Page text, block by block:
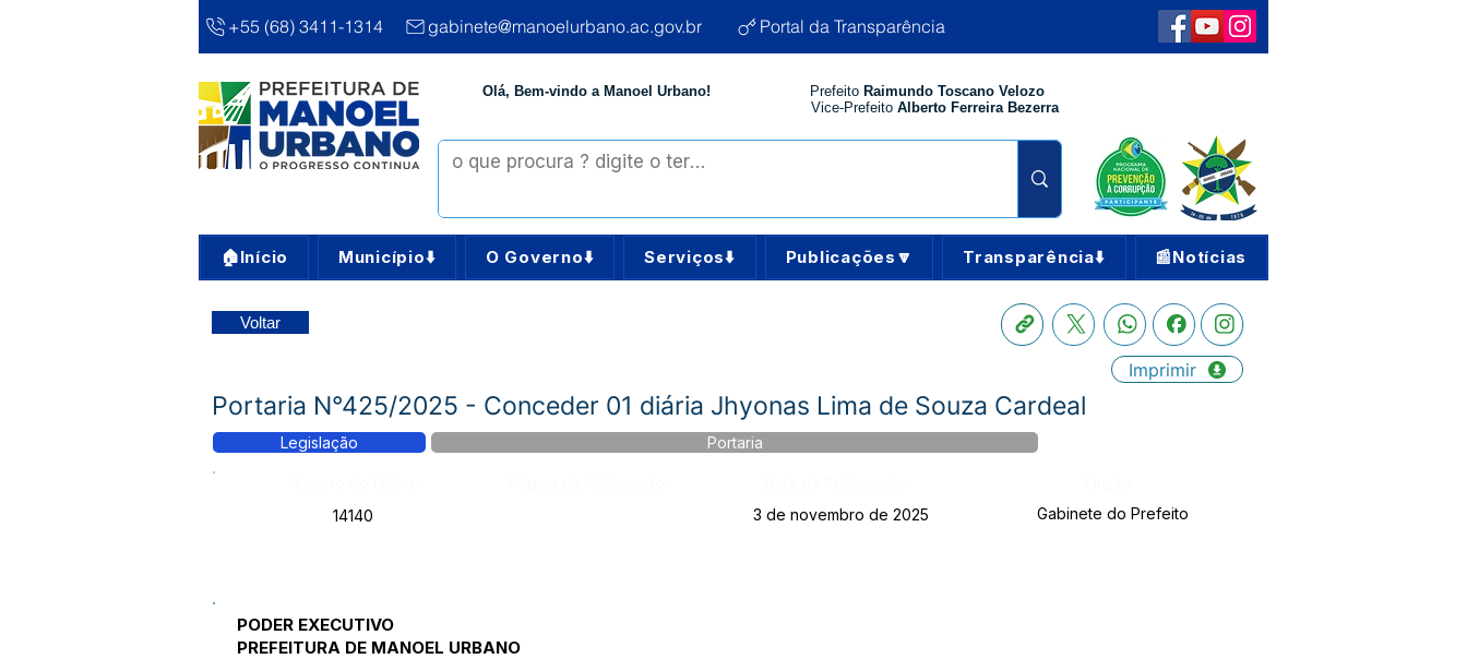
+55 (68) 3411-1314 gabinete@manoelurbano.ac.gov.br Portal da Transparência
Olá, Bem-vindo a Manoel Urbano! Prefeito Raimundo Toscano Velozo
Vice-Prefeito Alberto Ferreira Bezerra
🏠Início Município⬇️ O Governo⬇️ Serviços⬇️ Publicações🔽 Transparência⬇️ 📰Notícias
Voltar
Imprimir
Portaria N°425/2025 - Conceder 01 diária Jhyonas Lima de Souza Cardeal
Legislação Portaria
14140
3 de novembro de 2025 Gabinete do Prefeito
PODER EXECUTIVO
PREFEITURA DE MANOEL URBANO